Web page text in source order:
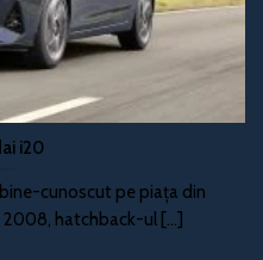
i20
cunoscut pe piața din
hatchback-ul [...]